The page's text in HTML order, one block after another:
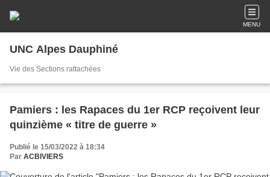
MENU
UNC Alpes Dauphiné
Vie des Sections rattachées
Pamiers : les Rapaces du 1er RCP reçoivent leur
quinzième « titre de guerre »
Publié le 15/03/2022 à 18:34
Par ACBIVIERS